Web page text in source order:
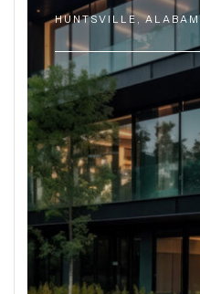
HUNTSVILLE,